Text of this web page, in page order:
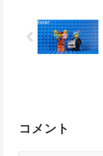
コメント